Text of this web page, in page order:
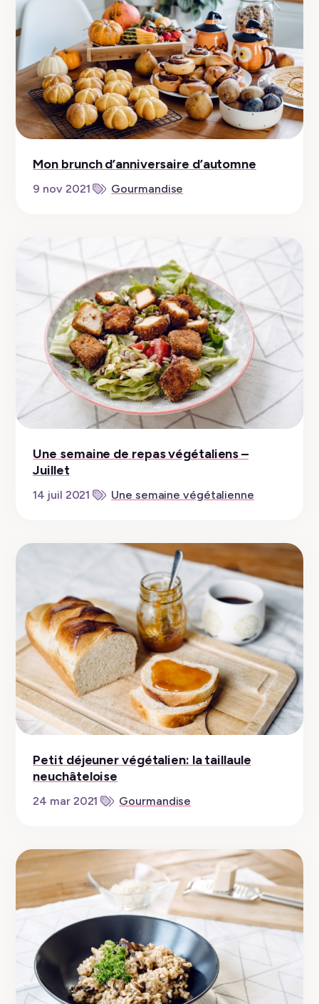
Mon brunch d’anniversaire d’automne
9 nov 2021 Gourmandise
Une semaine de repas végétaliens –
Juillet
14 juil 2021 Une semaine végétalienne
Petit déjeuner végétalien: la taillaule
neuchâteloise
24 mar 2021 Gourmandise